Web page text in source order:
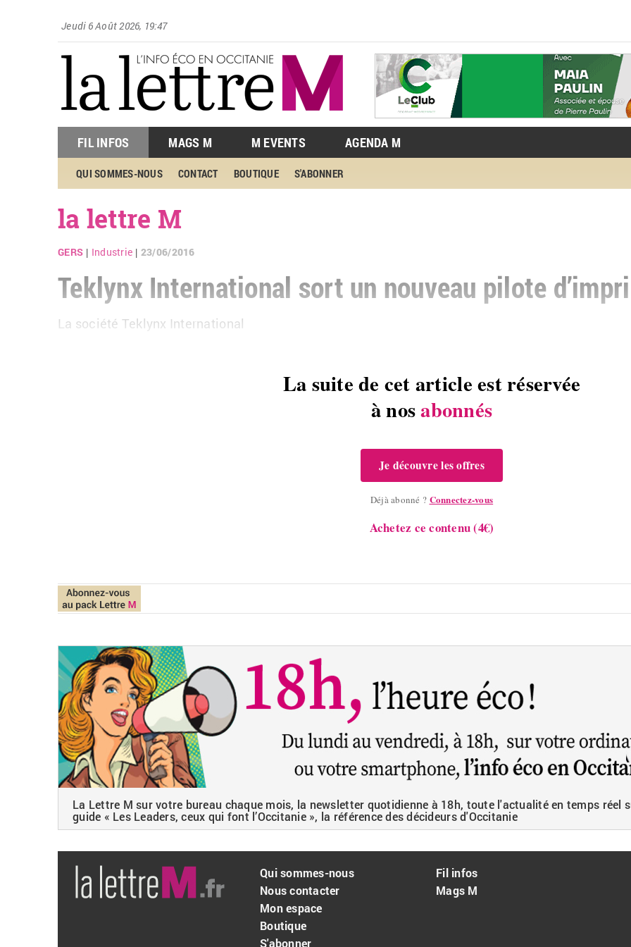
Jeudi 6 Août 2026, 19:47
FIL INFOS MAGS M M EVENTS AGENDA M
QUI SOMMES-NOUS CONTACT BOUTIQUE S'ABONNER
la lettre M
GERS Industrie 23/06/2016
Teklynx International sort un nouveau pilote
La so­ciété Tek­lynx In­ter­na­tio­nal
La suite de cet article est réservée
à nosabonnés
Je découvre les offres
Déjà abonné ? Connectez-vous
Achetez ce contenu (4€)
La Lettre M sur votre bureau chaque mois, la newsletter quotidienne à 18h, toute l'actualité en temps réel
guide « Les Leaders, ceux qui font l’Occitanie », la référence des décideurs d'Occitanie
Qui sommes-nous
Nous contacter
Mon espace
Boutique
S'abonner
Fil infos
Mags M